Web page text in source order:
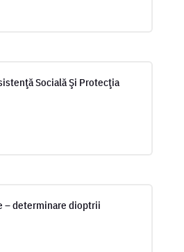
Socială Şi Protecţia
– determinare dioptrii